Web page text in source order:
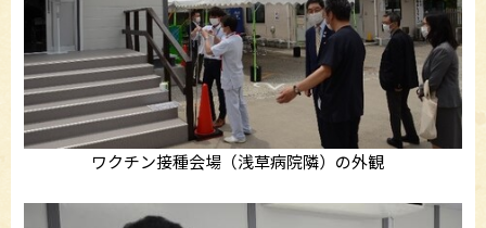
ワクチン接種会場（浅草病院隣）の外観